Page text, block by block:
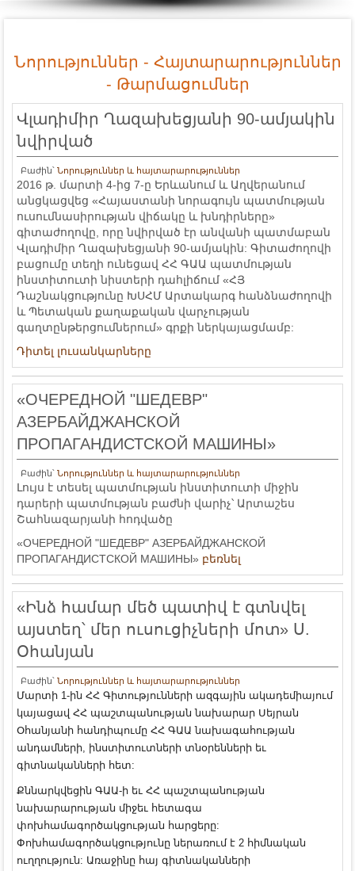
Նորություններ - Հայտարարություններ
- Թարմացումներ
Վլադիմիր Ղազախեցյանի 90-ամյակին
նվիրված
Բաժին՝ Նորություններ և հայտարարություններ
2016 թ. մարտի 4-ից 7-ը Երևանում և Աղվերանում
անցկացվեց «Հայաստանի նորագույն պատմության
ուսումնասիրության վիճակը և խնդիրները»
գիտաժողովը, որը նվիրված էր անվանի պատմաբան
Վլադիմիր Ղազախեցյանի 90-ամյակին: Գիտաժողովի
բացումը տեղի ունեցավ ՀՀ ԳԱԱ պատմության
ինստիտուտի նիստերի դահլիճում «ՀՅ
Դաշնակցությունը ԽՍՀՄ Արտակարգ հանձնաժողովի
և Պետական քաղաքական վարչության
գաղտընթերցումներում» գրքի ներկայացմամբ:
Դիտել լուսանկարները
«ОЧЕРЕДНОЙ "ШЕДЕВР"
АЗЕРБАЙДЖАНСКОЙ
ПРОПАГАНДИСТСКОЙ МАШИНЫ»
Բաժին՝ Նորություններ և հայտարարություններ
Լույս է տեսել պատմության ինստիտուտի միջին
դարերի պատմության բաժնի վարիչ՝ Արտաշես
Շահնազարյանի հոդվածը
«ОЧЕРЕДНОЙ "ШЕДЕВР" АЗЕРБАЙДЖАНСКОЙ
ПРОПАГАНДИСТСКОЙ МАШИНЫ» բեռնել
«Ինձ համար մեծ պատիվ է գտնվել
այստեղ՝ մեր ուսուցիչների մոտ» Ս.
Օհանյան
Բաժին՝ Նորություններ և հայտարարություններ
Մարտի 1-ին ՀՀ Գիտությունների ազգային ակադեմիայում
կայացավ ՀՀ պաշտպանության նախարար Սեյրան
Օհանյանի հանդիպումը ՀՀ ԳԱԱ նախագահության
անդամների, ինստիտուտների տնօրենների եւ
գիտնականների հետ:
Քննարկվեցին ԳԱԱ-ի եւ ՀՀ պաշտպանության
նախարարության միջեւ հետագա
փոխհամագործակցության հարցերը:
Փոխհամագործակցությունը ներառում է 2 հիմնական
ուղղություն: Առաջինը հայ գիտնականների